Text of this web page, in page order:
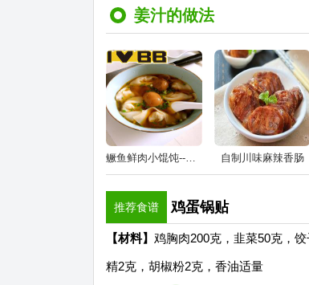
姜汁的做法
鳜鱼鲜肉小馄饨--熊孩子的早餐 自制川味麻辣香肠
推荐食谱 鸡蛋锅贴
【材料】 鸡胸肉200克，韭菜50克，
精2克，胡椒粉2克，香油适量